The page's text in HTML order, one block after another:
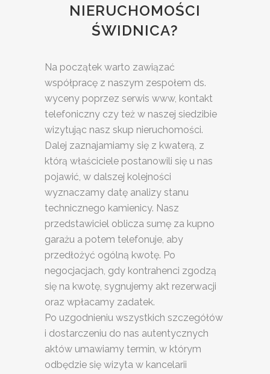
NIERUCHOMOŚCI
ŚWIDNICA?
Na początek warto zawiązać
współpracę z naszym zespołem ds.
wyceny poprzez serwis www, kontakt
telefoniczny czy też w naszej siedzibie
wizytując nasz skup nieruchomości.
Dalej zaznajamiamy się z kwaterą, z
którą właściciele postanowili się u nas
pojawić, w dalszej kolejności
wyznaczamy datę analizy stanu
technicznego kamienicy. Nasz
przedstawiciel oblicza sumę za kupno
garażu a potem telefonuje, aby
przedłożyć ogólną kwotę. Po
negocjacjach, gdy kontrahenci zgodzą
się na kwotę, sygnujemy akt rezerwacji
oraz wpłacamy zadatek.
Po uzgodnieniu wszystkich szczegółów
i dostarczeniu do nas autentycznych
aktów umawiamy termin, w którym
odbędzie się wizyta w kancelarii